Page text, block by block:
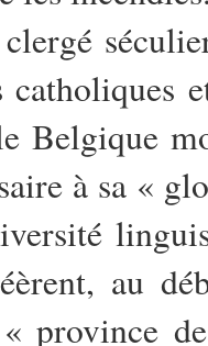
catholiques
Belgique
à sa «
au
province